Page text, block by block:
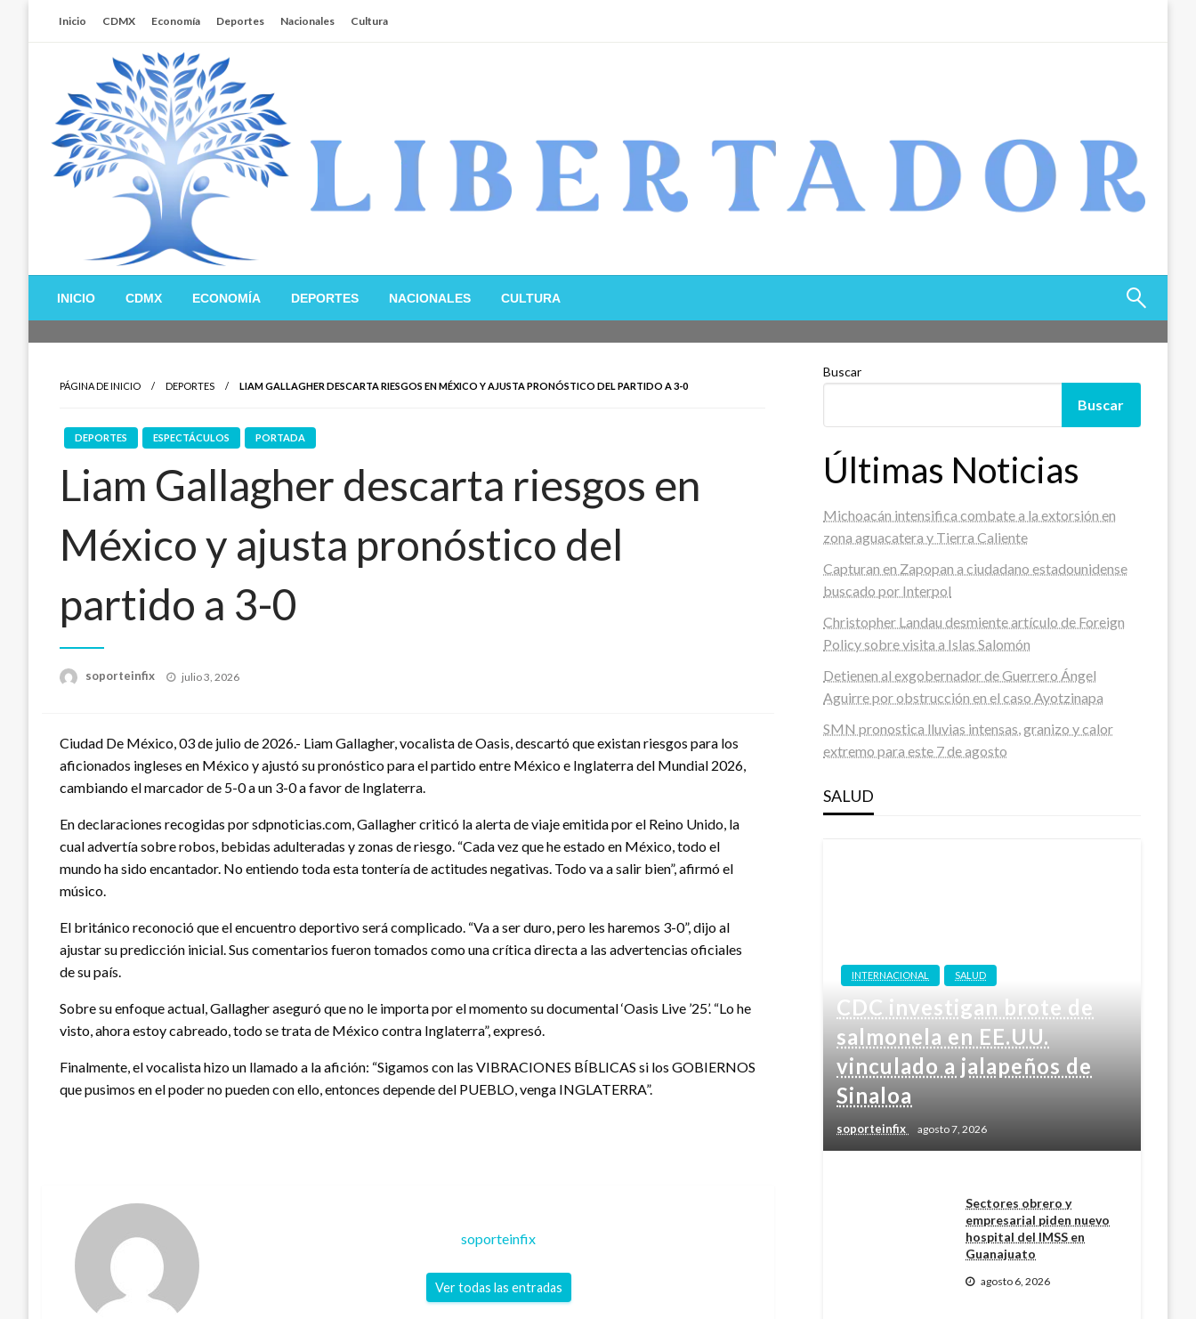
Inicio CDMX Economía Deportes Nacionales Cultura
Libertador MX
INICIO CDMX ECONOMÍA DEPORTES NACIONALES CULTURA
PÁGINA DE INICIO DEPORTES LIAM GALLAGHER DESCARTA RIESGOS EN MÉXICO Y AJUSTA PRONÓSTICO DEL PARTIDO A 3-0
DEPORTES ESPECTÁCULOS PORTADA
Liam Gallagher descarta riesgos en
México y ajusta pronóstico del
partido a 3-0
soporteinfix
Publicado
julio 3, 2026
Ciudad De México, 03 de julio de 2026.- Liam Gallagher, vocalista de Oasis, descartó que existan riesgos para los
aficionados ingleses en México y ajustó su pronóstico para el partido entre México e Inglaterra del Mundial 2026,
cambiando el marcador de 5-0 a un 3-0 a favor de Inglaterra.
En declaraciones recogidas por sdpnoticias.com, Gallagher criticó la alerta de viaje emitida por el Reino Unido, la
cual advertía sobre robos, bebidas adulteradas y zonas de riesgo. “Cada vez que he estado en México, todo el
mundo ha sido encantador. No entiendo toda esta tontería de actitudes negativas. Todo va a salir bien”, afirmó el
músico.
El británico reconoció que el encuentro deportivo será complicado. “Va a ser duro, pero les haremos 3-0”, dijo al
ajustar su predicción inicial. Sus comentarios fueron tomados como una crítica directa a las advertencias oficiales
de su país.
Sobre su enfoque actual, Gallagher aseguró que no le importa por el momento su documental ‘Oasis Live ’25’. “Lo he
visto, ahora estoy cabreado, todo se trata de México contra Inglaterra”, expresó.
Finalmente, el vocalista hizo un llamado a la afición: “Sigamos con las VIBRACIONES BÍBLICAS si los GOBIERNOS
que pusimos en el poder no pueden con ello, entonces depende del PUEBLO, venga INGLATERRA”.
soporteinfix
Ver todas las entradas
Buscar
Buscar
Últimas Noticias
Michoacán intensifica combate a la extorsión en
zona aguacatera y Tierra Caliente
Capturan en Zapopan a ciudadano estadounidense
buscado por Interpol
Christopher Landau desmiente artículo de Foreign
Policy sobre visita a Islas Salomón
Detienen al exgobernador de Guerrero Ángel
Aguirre por obstrucción en el caso Ayotzinapa
SMN pronostica lluvias intensas, granizo y calor
extremo para este 7 de agosto
SALUD
INTERNACIONAL SALUD
CDC investigan brote de
salmonela en EE.UU.
vinculado a jalapeños de
Sinaloa
soporteinfix agosto 7, 2026
Sectores obrero y
empresarial piden nuevo
hospital del IMSS en
Guanajuato
agosto 6, 2026